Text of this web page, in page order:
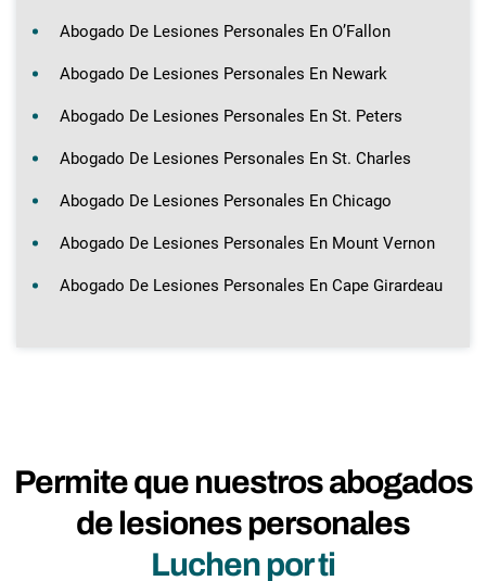
Abogado De Lesiones Personales En O’Fallon
Abogado De Lesiones Personales En Newark
Abogado De Lesiones Personales En St. Peters
Abogado De Lesiones Personales En St. Charles
Abogado De Lesiones Personales En Chicago
Abogado De Lesiones Personales En Mount Vernon
Abogado De Lesiones Personales En Cape Girardeau
Permite que nuestros abogados
de lesiones personales
Luchen por ti